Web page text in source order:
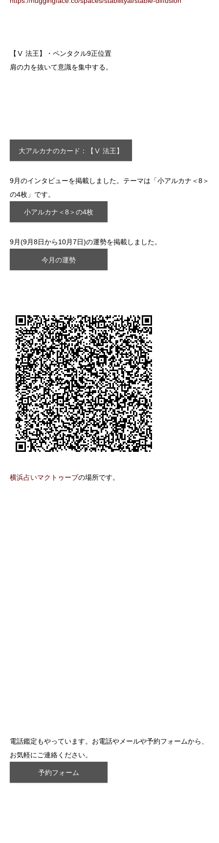
【Ⅴ 法王】・ペンタクル9正位置
肩の力を抜いて意識を集中する。
大アルカナのカード：【Ⅴ 法王】
9月のインタビューを掲載しました。テーマは「小アルカナ＜8＞
の4枚」です。
小アルカナ＜8＞の4枚
9月(9月8日から10月7日)の運勢を掲載しました。
今月の運勢
横浜占いマクトゥーブの場所です。
電話鑑定もやっています。お電話やメールや予約フォームから、
お気軽にご連絡ください。
予約フォーム